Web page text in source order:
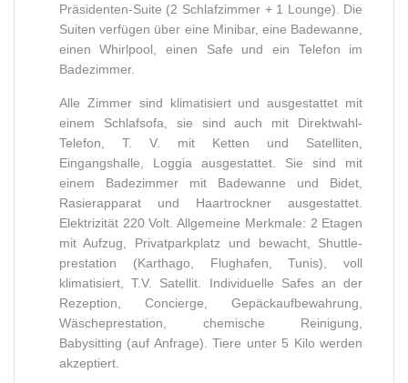
Präsidenten-Suite (2 Schlafzimmer + 1 Lounge). Die
Suiten verfügen über eine Minibar, eine Badewanne,
einen Whirlpool, einen Safe und ein Telefon im
Badezimmer.
Alle Zimmer sind klimatisiert und ausgestattet mit
einem Schlafsofa, sie sind auch mit Direktwahl-
Telefon, T. V. mit Ketten und Satelliten,
Eingangshalle, Loggia ausgestattet. Sie sind mit
einem Badezimmer mit Badewanne und Bidet,
Rasierapparat und Haartrockner ausgestattet.
Elektrizität 220 Volt. Allgemeine Merkmale: 2 Etagen
mit Aufzug, Privatparkplatz und bewacht, Shuttle-
prestation (Karthago, Flughafen, Tunis), voll
klimatisiert, T.V. Satellit. Individuelle Safes an der
Rezeption, Concierge, Gepäckaufbewahrung,
Wäscheprestation, chemische Reinigung,
Babysitting (auf Anfrage). Tiere unter 5 Kilo werden
akzeptiert.